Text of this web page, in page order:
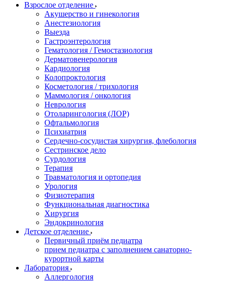
Взрослое отделение
Акушерство и гинекология
Анестезиология
Выезда
Гастроэнтерология
Гематология / Гемостазиология
Дерматовенерология
Кардиология
Колопроктология
Косметология / трихология
Маммология / онкология
Неврология
Отоларингология (ЛОР)
Офтальмология
Психиатрия
Сердечно-сосудистая хирургия, флебология
Сестринское дело
Сурдология
Терапия
Травматология и ортопедия
Урология
Физиотерапия
Функциональная диагностика
Хирургия
Эндокринология
Детское отделение
Первичный приём педиатра
прием педиатра с заполнением санаторно-
курортной карты
Лаборатория
Аллергология